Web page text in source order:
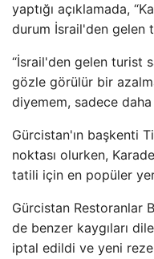
yaptığı açıklamada,
durum İsrail'den gelen
“İsrail'den gelen turist
gözle görülür bir
diyemem, sadece daha
Gürcistan'ın başkenti
noktası olurken,
tatili için en popüler
Gürcistan Restoranlar
de benzer kaygıları
iptal edildi ve yeni